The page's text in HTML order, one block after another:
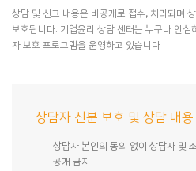
상담 및 신고 내용은 비공개로 접수, 처리되며
보호됩니다. 기업윤리 상담 센터는 누구나 안
자 보호 프로그램을 운영하고 있습니다
상담자 신분 보호 및 상담 내용
상담자 본인의 동의 없이 상담자 및
공개 금지